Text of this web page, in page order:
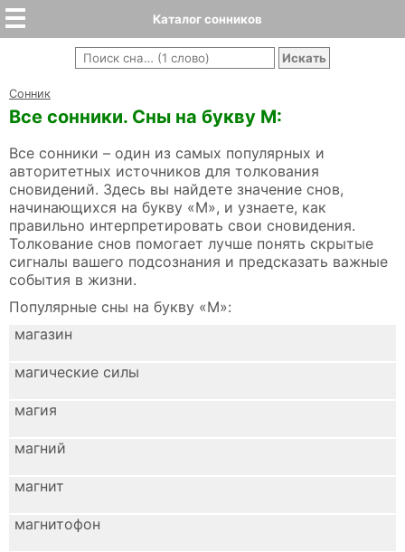
Каталог сонников
Cонник
Все сонники. Сны на букву М:
Все сонники – один из самых популярных и
авторитетных источников для толкования
сновидений. Здесь вы найдете значение снов,
начинающихся на букву «М», и узнаете, как
правильно интерпретировать свои сновидения.
Толкование снов помогает лучше понять скрытые
сигналы вашего подсознания и предсказать важные
события в жизни.
Популярные сны на букву «М»:
магазин
магические силы
магия
магний
магнит
магнитофон